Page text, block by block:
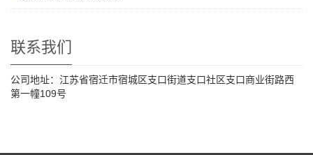
联系我们
公司地址：江苏省宿迁市宿城区支口街道支口社区支口商业街路西
第一幢109号